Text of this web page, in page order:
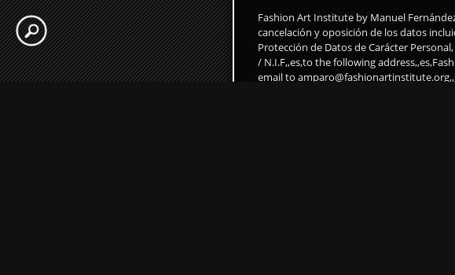
Fashion Art Institute by Manuel
cancelación y oposición de los datos
Protección de Datos de Carácter
/ N.I.F,,es,to the following
email to